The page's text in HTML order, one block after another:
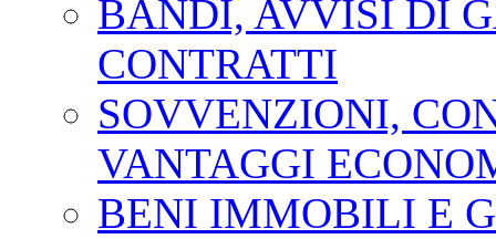
BANDI, AVVISI DI
CONTRATTI
SOVVENZIONI,
VANTAGGI
BENI IMMOBILI E